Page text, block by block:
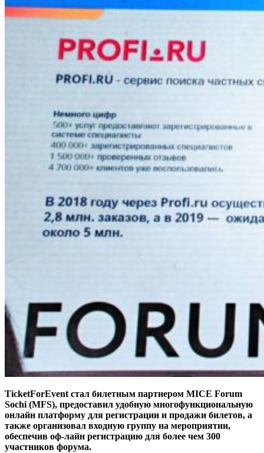
TicketForEvent стал билетным партнером MICE Forum
Sochi (MFS), предоставил удобную многофункциональную
онлайн платформу для регистрации и продажи билетов, а
также организовал входную группу на мероприятии,
обеспечив оф-лайн регистрацию для более чем 300
участников форума.